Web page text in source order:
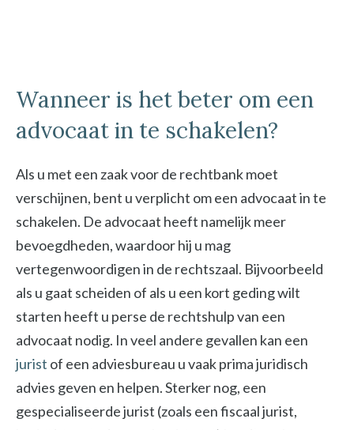
Wanneer is het beter om een
advocaat in te schakelen?
Als u met een zaak voor de rechtbank moet
verschijnen, bent u verplicht om een advocaat in te
schakelen. De advocaat heeft namelijk meer
bevoegdheden, waardoor hij u mag
vertegenwoordigen in de rechtszaal. Bijvoorbeeld
als u gaat scheiden of als u een kort geding wilt
starten heeft u perse de rechtshulp van een
advocaat nodig. In veel andere gevallen kan een
jurist of een adviesbureau u vaak prima juridisch
advies geven en helpen. Sterker nog, een
gespecialiseerde jurist (zoals een fiscaal jurist,